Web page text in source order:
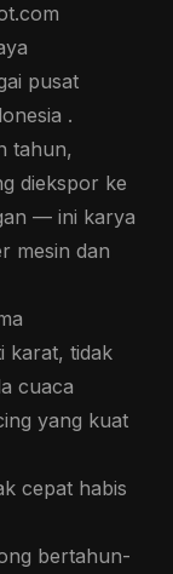
pusat
.
tahun,
diekspor ke
— ini karya
mesin dan
karat, tidak
cuaca
yang kuat
cepat habis
bertahun-